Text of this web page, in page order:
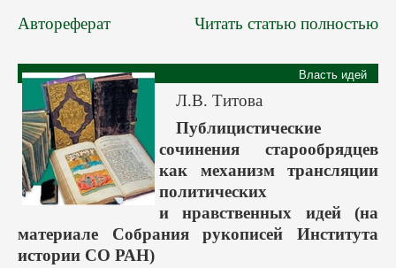
Автореферат Читать статью полностью
Власть идей
Л.В. Титова
Публицистические
сочинения старообрядцев
как механизм трансляции
политических
и нравственных идей (на
материале Собрания рукописей Института
истории СО РАН)